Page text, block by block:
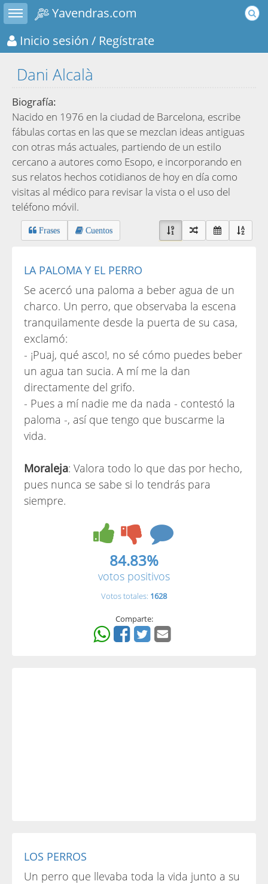
Toggle sidebar
Yavendras.com
Inicio sesión / Regístrate
Dani Alcalà
Biografía:
Nacido en 1976 en la ciudad de Barcelona, escribe
fábulas cortas en las que se mezclan ideas antiguas
con otras más actuales, partiendo de un estilo
cercano a autores como Esopo, e incorporando en
sus relatos hechos cotidianos de hoy en día como
visitas al médico para revisar la vista o el uso del
teléfono móvil.
Frases Cuentos
LA PALOMA Y EL PERRO
Se acercó una paloma a beber agua de un
charco. Un perro, que observaba la escena
tranquilamente desde la puerta de su casa,
exclamó:
- ¡Puaj, qué asco!, no sé cómo puedes beber
un agua tan sucia. A mí me la dan
directamente del grifo.
- Pues a mí nadie me da nada - contestó la
paloma -, así que tengo que buscarme la
vida.
Moraleja: Valora todo lo que das por hecho,
pues nunca se sabe si lo tendrás para
siempre.
84.83%
votos positivos
Votos totales: 1628
Comparte:
LOS PERROS
Un perro que llevaba toda la vida junto a su